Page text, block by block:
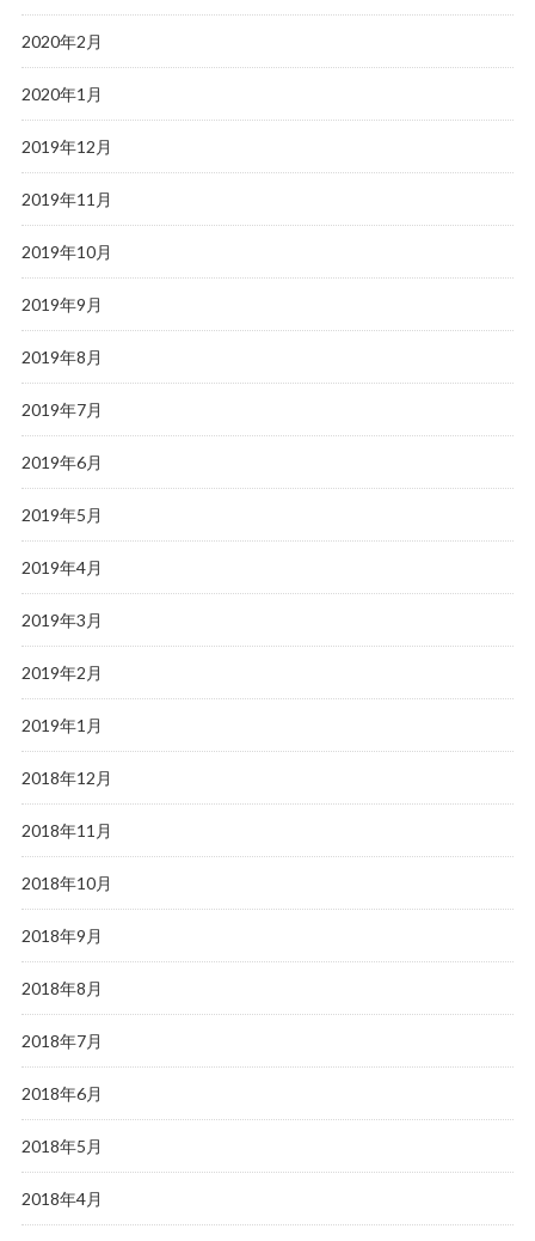
2020年2月
2020年1月
2019年12月
2019年11月
2019年10月
2019年9月
2019年8月
2019年7月
2019年6月
2019年5月
2019年4月
2019年3月
2019年2月
2019年1月
2018年12月
2018年11月
2018年10月
2018年9月
2018年8月
2018年7月
2018年6月
2018年5月
2018年4月